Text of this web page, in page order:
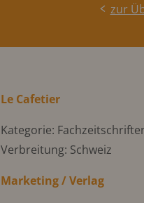
zur
Le Cafetier
Kategorie:
Verbreitung: Schweiz
Marketing / Verlag